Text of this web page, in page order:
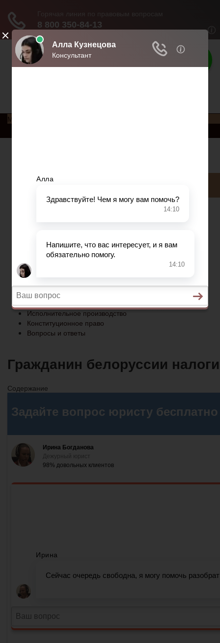
Права россиян
Меню
Вопросы и ответы
Главная
Социальное обеспечение
Квитанции ЖКХ
Исполнительное производство
Конституционное право
Вопросы и ответы
Гражданин белоруссии
Содержание